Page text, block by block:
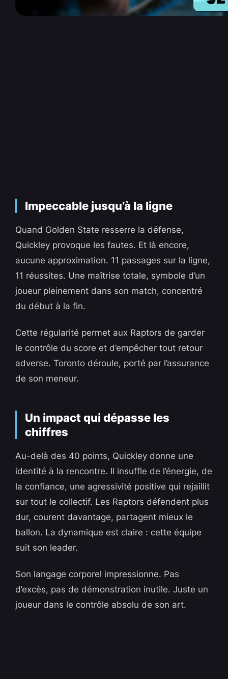
Impeccable jusqu’à la ligne
Quand Golden State resserre la défense,
Quickley provoque les fautes. Et là encore,
aucune approximation. 11 passages sur la ligne,
11 réussites. Une maîtrise totale, symbole d’un
joueur pleinement dans son match, concentré
du début à la fin.
Cette régularité permet aux Raptors de garder
le contrôle du score et d’empêcher tout retour
adverse. Toronto déroule, porté par l’assurance
de son meneur.
Un impact qui dépasse les
chiffres
Au-delà des 40 points, Quickley donne une
identité à la rencontre. Il insuffle de l’énergie, de
la confiance, une agressivité positive qui rejaillit
sur tout le collectif. Les Raptors défendent plus
dur, courent davantage, partagent mieux le
ballon. La dynamique est claire : cette équipe
suit son leader.
Son langage corporel impressionne. Pas
d’excès, pas de démonstration inutile. Juste un
joueur dans le contrôle absolu de son art.